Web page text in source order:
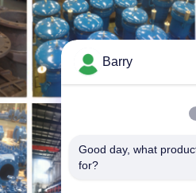
Barry
Good day, what
for?